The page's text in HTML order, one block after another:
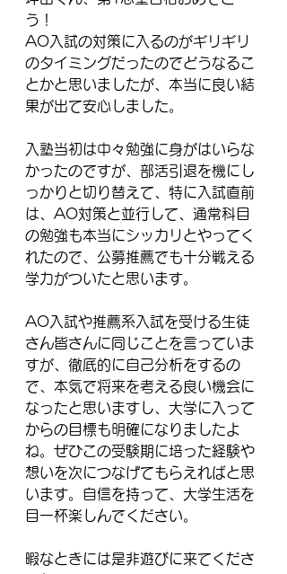
う！
AO入試の対策に入るのがギリギリ
のタイミングだったのでどうなるこ
とかと思いましたが、本当に良い結
果が出て安心しました。
入塾当初は中々勉強に身がはいらな
かったのですが、部活引退を機にし
っかりと切り替えて、特に入試直前
は、AO対策と並行して、通常科目
の勉強も本当にシッカリとやってく
れたので、公募推薦でも十分戦える
学力がついたと思います。
AO入試や推薦系入試を受ける生徒
さん皆さんに同じことを言っていま
すが、徹底的に自己分析をするの
で、本気で将来を考える良い機会に
なったと思いますし、大学に入って
からの目標も明確になりましたよ
ね。ぜひこの受験期に培った経験や
想いを次につなげてもらえればと思
います。自信を持って、大学生活を
目一杯楽しんでください。
暇なときには是非遊びに来てくださ